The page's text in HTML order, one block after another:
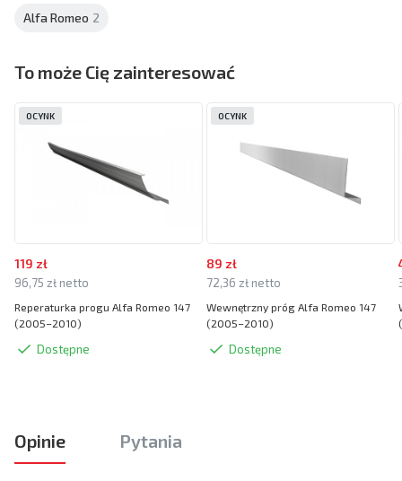
Alfa Romeo 2
To może Cię zainteresować
119 zł
96,75 zł netto
Reperaturka progu Alfa Romeo 147
(2005–2010)
Dostępne
OCYNK
89 zł
72,36 zł netto
Wewnętrzny próg Alfa Romeo 147
(2005–2010)
Dostępne
OCYNK
Opinie Pytania